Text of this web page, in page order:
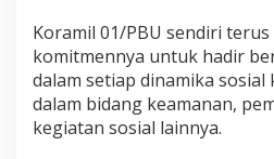
Koramil 01/PBU sendiri
komitmennya untuk hadir
dalam setiap dinamika
dalam bidang keamanan,
kegiatan sosial lainnya.